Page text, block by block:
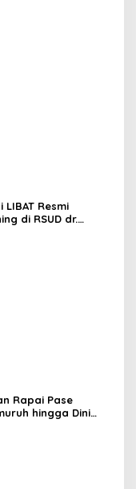
LIBAT Resmi
di RSUD dr.
Rapai Pase
hingga Dini